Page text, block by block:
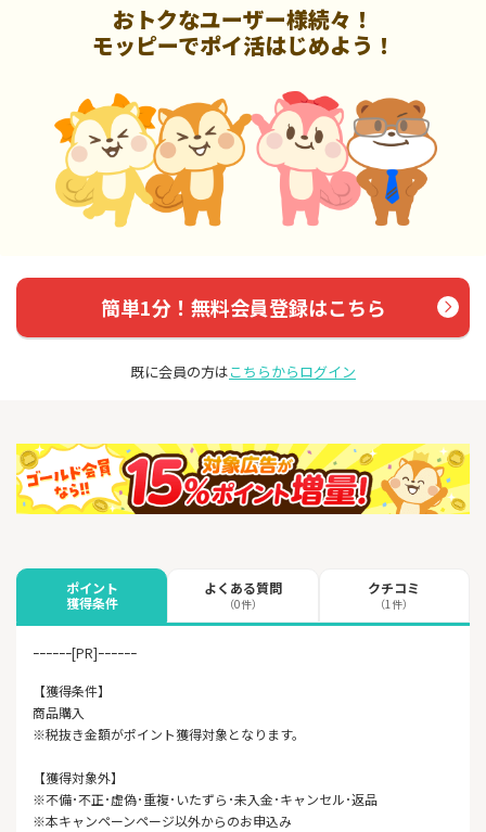
おトクなユーザー様続々！
モッピーでポイ活はじめよう！
簡単1分！無料会員登録はこちら
既に会員の方はこちらからログイン
ポイント
獲得条件
よくある質問
（0件）
クチコミ
（1件）
ｰｰｰｰｰｰ[PR]ｰｰｰｰｰｰ
【獲得条件】
商品購入
※税抜き金額がポイント獲得対象となります。
【獲得対象外】
※不備･不正･虚偽･重複･いたずら･未入金･キャンセル･返品
※本キャンペーンページ以外からのお申込み